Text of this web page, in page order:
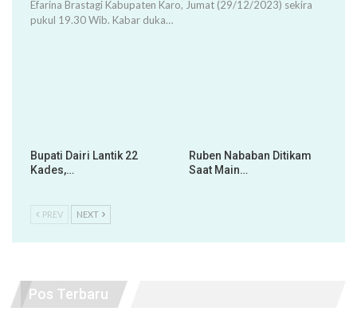
Efarina Brastagi Kabupaten Karo, Jumat (29/12/2023) sekira
pukul 19.30 Wib. Kabar duka…
Bupati Dairi Lantik 22
Kades,…
Ruben Nababan Ditikam
Saat Main…
PREV NEXT
Pos Terbaru